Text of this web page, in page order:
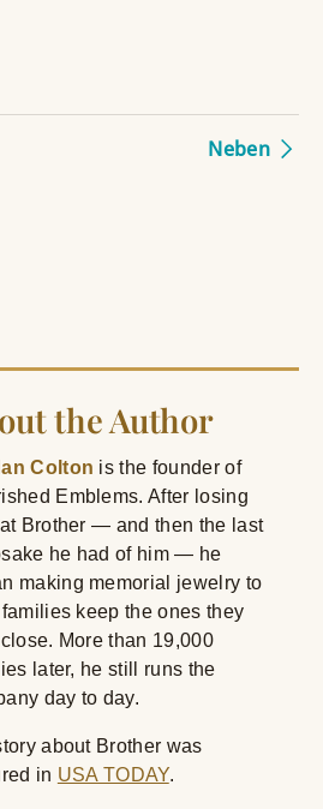
Neben
the Author
Colton is the founder of
Emblems. After losing
Brother — and then the last
he had of him — he
making memorial jewelry to
keep the ones they
close. More than 19,000
later, he still runs the
day to day.
about Brother was
in USA TODAY.